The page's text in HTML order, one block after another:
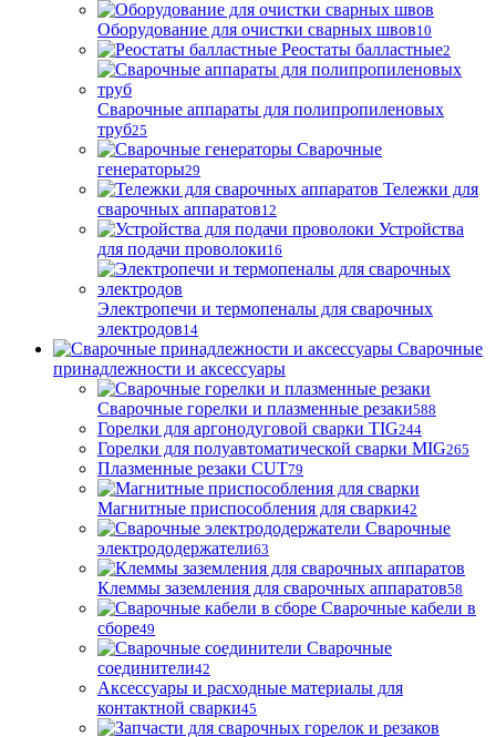
Оборудование для очистки сварных швов10
Реостаты балластные2
Сварочные аппараты для полипропиленовых
труб25
Сварочные
генераторы29
Тележки для
сварочных аппаратов12
Устройства
для подачи проволоки16
Электропечи и термопеналы для сварочных
электродов14
Сварочные
принадлежности и аксессуары
Сварочные горелки и плазменные резаки588
Горелки для аргонодуговой сварки TIG244
Горелки для полуавтоматической сварки MIG265
Плазменные резаки CUT79
Магнитные приспособления для сварки42
Сварочные
электрододержатели63
Клеммы заземления для сварочных аппаратов58
Сварочные кабели в
сборе49
Сварочные
соединители42
Аксессуары и расходные материалы для
контактной сварки45